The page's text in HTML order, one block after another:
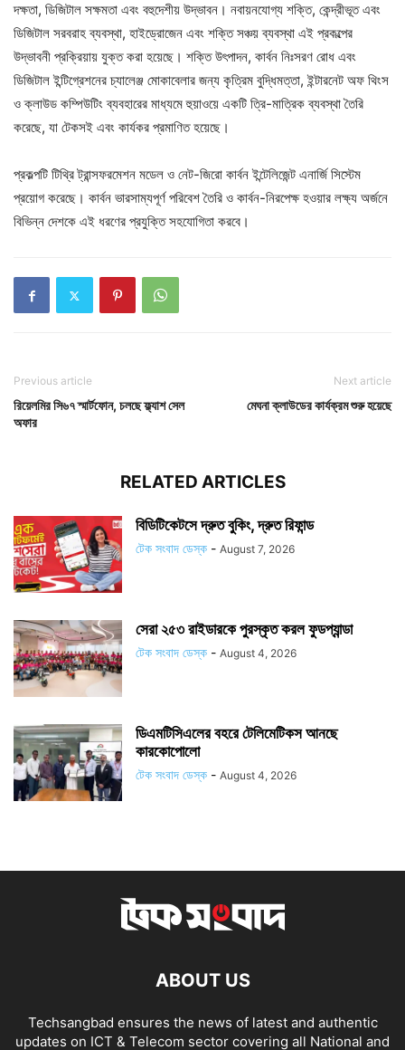
দক্ষতা, ডিজিটাল সক্ষমতা এবং বহুদেশীয় উদ্ভাবন। নবায়নযোগ্য শক্তি, কেন্দ্রীভূত এবং
ডিজিটাল সরবরাহ ব্যবস্থা, হাইড্রোজেন এবং শক্তি সঞ্চয় ব্যবস্থা এই প্রকল্পের
উদ্ভাবনী প্রক্রিয়ায় যুক্ত করা হয়েছে। শক্তি উৎপাদন, কার্বন নিঃসরণ রোধ এবং
ডিজিটাল ইন্টিগ্রেশনের চ্যালেঞ্জ মোকাবেলার জন্য কৃত্রিম বুদ্ধিমত্তা, ইন্টারনেট অফ থিংস
ও ক্লাউড কম্পিউটিং ব্যবহারের মাধ্যমে হুয়াওয়ে একটি ত্রি-মাত্রিক ব্যবস্থা তৈরি
করেছে, যা টেকসই এবং কার্যকর প্রমাণিত হয়েছে।
প্রকল্পটি টিথ্রি ট্রান্সফরমেশন মডেল ও নেট-জিরো কার্বন ইন্টেলিজেন্ট এনার্জি সিস্টেম
প্রয়োগ করেছে। কার্বন ভারসাম্যপূর্ণ পরিবেশ তৈরি ও কার্বন-নিরপেক্ষ হওয়ার লক্ষ্য অর্জনে
বিভিন্ন দেশকে এই ধরণের প্রযুক্তি সহযোগিতা করবে।
Previous article
রিয়েলমির সি৬৭ স্মার্টফোন, চলছে ফ্ল্যাশ সেল
অফার
Next article
মেঘনা ক্লাউডের কার্যক্রম শুরু হয়েছে
RELATED ARTICLES
বিডিটিকেটসে দ্রুত বুকিং, দ্রুত রিফান্ড
টেক সংবাদ ডেস্ক - August 7, 2026
সেরা ২৫৩ রাইডারকে পুরস্কৃত করল ফুডপ্যান্ডা
টেক সংবাদ ডেস্ক - August 4, 2026
ডিএমটিসিএলের বহরে টেলিমেটিকস আনছে
কারকোপোলো
টেক সংবাদ ডেস্ক - August 4, 2026
ABOUT US
Techsangbad ensures the news of latest and authentic
updates on ICT & Telecom sector covering all National and